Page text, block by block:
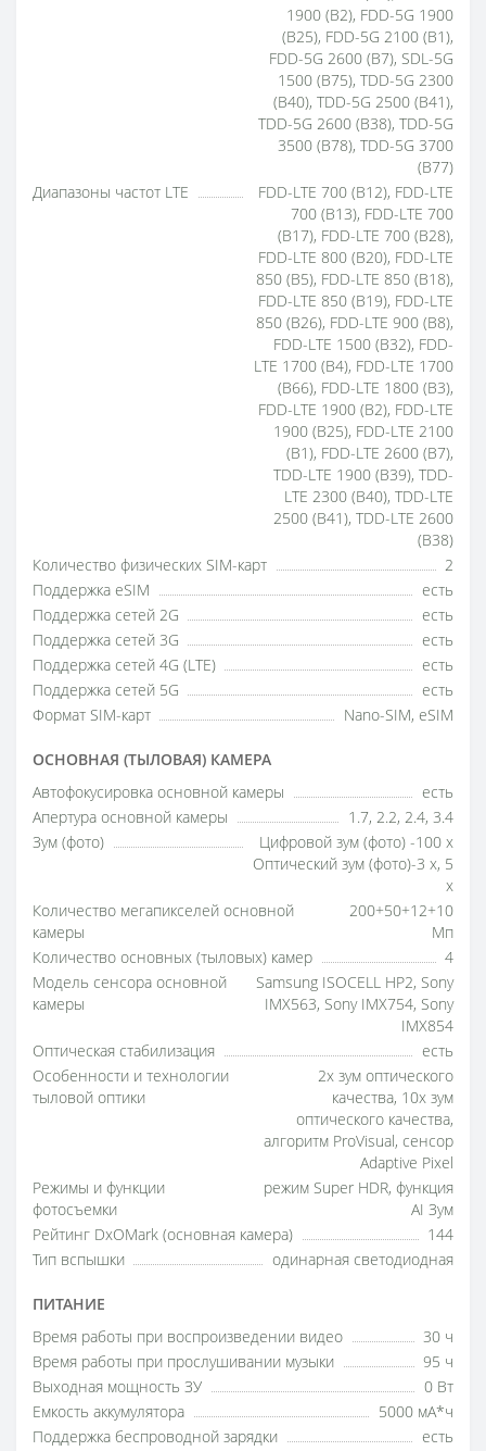
1900 (B2), FDD-5G 1900
(B25), FDD-5G 2100 (B1),
FDD-5G 2600 (B7), SDL-5G
1500 (B75), TDD-5G 2300
(B40), TDD-5G 2500 (B41),
TDD-5G 2600 (B38), TDD-5G
3500 (B78), TDD-5G 3700
(B77)
Диапазоны частот LTE
FDD-LTE 700 (B12), FDD-LTE
700 (B13), FDD-LTE 700
(B17), FDD-LTE 700 (B28),
FDD-LTE 800 (B20), FDD-LTE
850 (B5), FDD-LTE 850 (B18),
FDD-LTE 850 (B19), FDD-LTE
850 (B26), FDD-LTE 900 (B8),
FDD-LTE 1500 (B32), FDD-
LTE 1700 (B4), FDD-LTE 1700
(B66), FDD-LTE 1800 (B3),
FDD-LTE 1900 (B2), FDD-LTE
1900 (B25), FDD-LTE 2100
(B1), FDD-LTE 2600 (B7),
TDD-LTE 1900 (B39), TDD-
LTE 2300 (B40), TDD-LTE
2500 (B41), TDD-LTE 2600
(B38)
Количество физических SIM-карт
2
Поддержка eSIM
есть
Поддержка сетей 2G
есть
Поддержка сетей 3G
есть
Поддержка сетей 4G (LTE)
есть
Поддержка сетей 5G
есть
Формат SIM-карт
Nano-SIM, eSIM
ОСНОВНАЯ (ТЫЛОВАЯ) КАМЕРА
Автофокусировка основной камеры
есть
Апертура основной камеры
1.7, 2.2, 2.4, 3.4
Зум (фото)
Цифровой зум (фото) -100 x
Оптический зум (фото)-3 x, 5
x
Количество мегапикселей основной
камеры
200+50+12+10
Мп
Количество основных (тыловых) камер
4
Модель сенсора основной
камеры
Samsung ISOCELL HP2, Sony
IMX563, Sony IMX754, Sony
IMX854
Оптическая стабилизация
есть
Особенности и технологии
тыловой оптики
2x зум оптического
качества, 10x зум
оптического качества,
алгоритм ProVisual, сенсор
Adaptive Pixel
Режимы и функции
фотосъемки
режим Super HDR, функция
AI Зум
Рейтинг DxOMark (основная камера)
144
Тип вспышки
одинарная светодиодная
ПИТАНИЕ
Время работы при воспроизведении видео
30 ч
Время работы при прослушивании музыки
95 ч
Выходная мощность ЗУ
0 Вт
Емкость аккумулятора
5000 мА*ч
Поддержка беспроводной зарядки
есть